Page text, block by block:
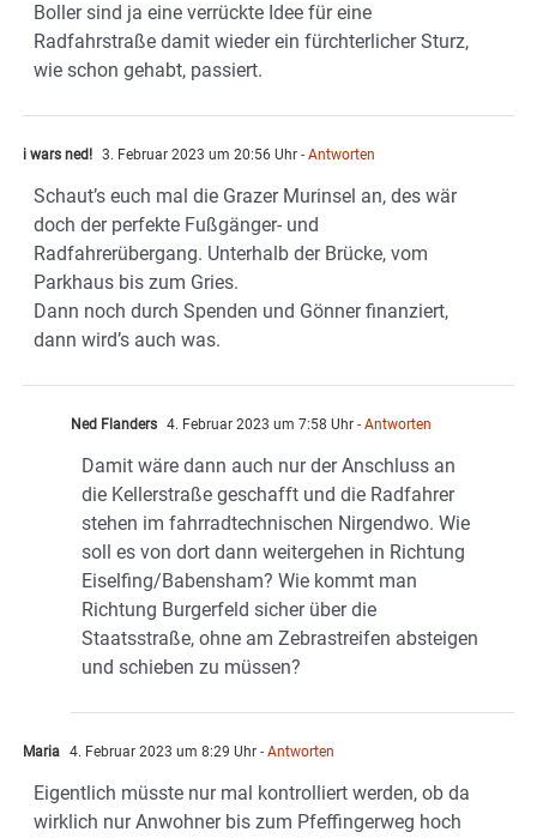
Boller sind ja eine verrückte Idee für eine
Radfahrstraße damit wieder ein fürchterlicher Sturz,
wie schon gehabt, passiert.
i wars ned! 3. Februar 2023 um 20:56 Uhr - Antworten
Schaut’s euch mal die Grazer Murinsel an, des wär
doch der perfekte Fußgänger- und
Radfahrerübergang. Unterhalb der Brücke, vom
Parkhaus bis zum Gries.
Dann noch durch Spenden und Gönner finanziert,
dann wird’s auch was.
Ned Flanders 4. Februar 2023 um 7:58 Uhr - Antworten
Damit wäre dann auch nur der Anschluss an
die Kellerstraße geschafft und die Radfahrer
stehen im fahrradtechnischen Nirgendwo. Wie
soll es von dort dann weitergehen in Richtung
Eiselfing/Babensham? Wie kommt man
Richtung Burgerfeld sicher über die
Staatsstraße, ohne am Zebrastreifen absteigen
und schieben zu müssen?
Maria 4. Februar 2023 um 8:29 Uhr - Antworten
Eigentlich müsste nur mal kontrolliert werden, ob da
wirklich nur Anwohner bis zum Pfeffingerweg hoch